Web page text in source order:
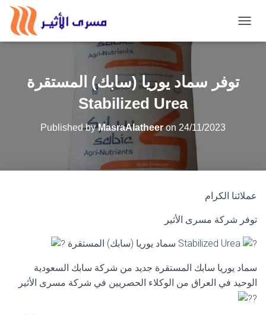
توفر سماد يوريا (سابك) المستقرة
Stabilized Urea
Published byMasraAlatheeron 24/11/2023
عملائنا الكرام
توفر شركة مسرى الأثير
سماد يوريا (سابك) المستقرة Stabilized Urea
سماد يوريا سابك المستقرة جديد من شركة سابك السعودية
الوحيد في العراق من الوكلاء الحصريين في شركة مسرى الأثير